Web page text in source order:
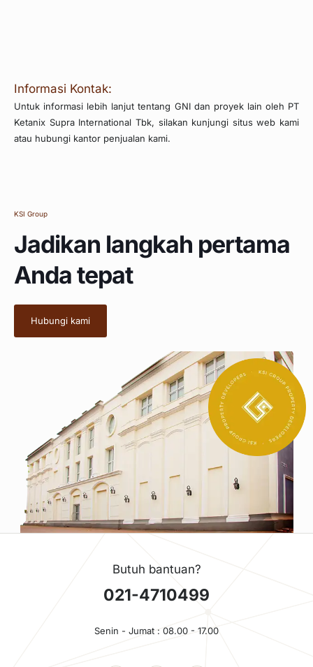
Informasi Kontak:
Untuk informasi lebih lanjut tentang GNI dan proyek lain oleh PT
Ketanix Supra International Tbk, silakan kunjungi situs web kami
atau hubungi kantor penjualan kami.
KSI Group
Jadikan langkah pertama
Anda tepat
Hubungi kami
Butuh bantuan?
021-4710499
Senin - Jumat : 08.00 - 17.00